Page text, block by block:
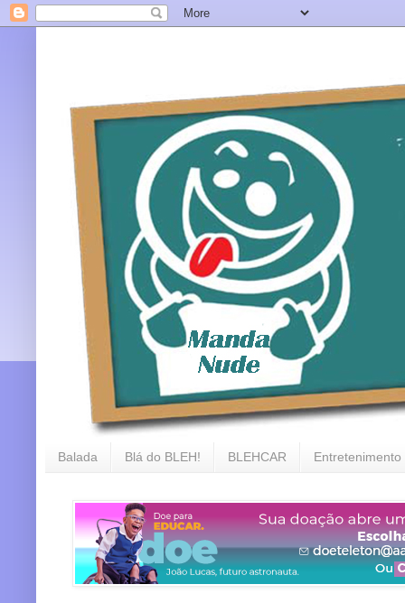
Balada Blá do BLEH! BLEHCAR Entretenimento